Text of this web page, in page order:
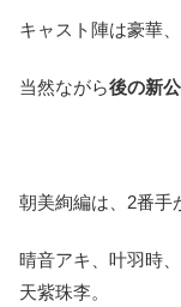
キャスト陣は豪華
当然ながら後の新
朝美絢編は、2番手
晴音アキ、叶羽時
天紫珠李。